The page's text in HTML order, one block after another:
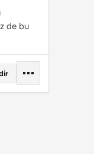
de bu